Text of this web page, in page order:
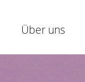
Über uns